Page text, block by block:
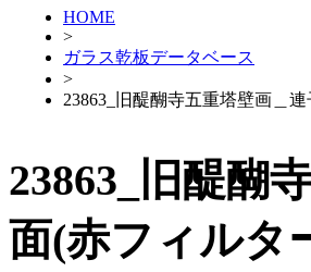
HOME
>
ガラス乾板データベース
>
23863_旧醍醐寺五重塔壁画＿
23863_旧醍醐
面(赤フィルタ